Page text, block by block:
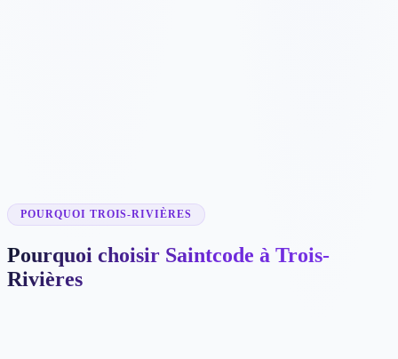
POURQUOI TROIS-RIVIÈRES
Pourquoi choisir Saintcode à Trois-
Rivières